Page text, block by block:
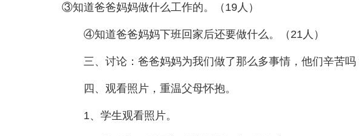
③知道爸爸妈妈做什么工作的。（19人）
④知道爸爸妈妈下班回家后还要做什么。（21人）
三、讨论：爸爸妈妈为我们做了那么多事情，他们辛苦吗
四、观看照片，重温父母怀抱。
1、学生观看照片。